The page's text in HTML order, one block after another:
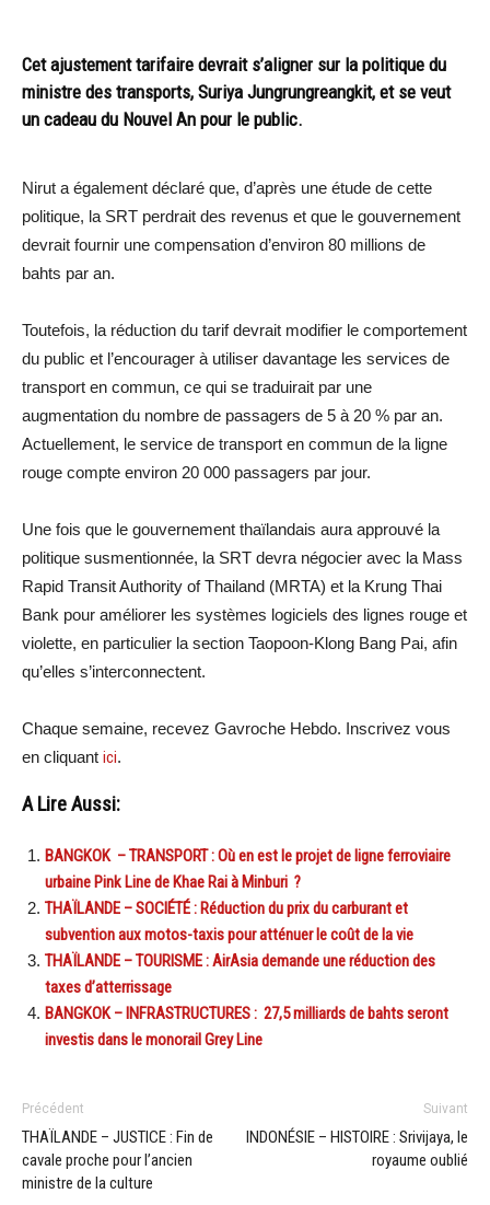
Cet ajustement tarifaire devrait s’aligner sur la politique du
ministre des transports, Suriya Jungrungreangkit, et se veut
un cadeau du Nouvel An pour le public.
Nirut a également déclaré que, d’après une étude de cette
politique, la SRT perdrait des revenus et que le gouvernement
devrait fournir une compensation d’environ 80 millions de
bahts par an.
Toutefois, la réduction du tarif devrait modifier le comportement
du public et l’encourager à utiliser davantage les services de
transport en commun, ce qui se traduirait par une
augmentation du nombre de passagers de 5 à 20 % par an.
Actuellement, le service de transport en commun de la ligne
rouge compte environ 20 000 passagers par jour.
Une fois que le gouvernement thaïlandais aura approuvé la
politique susmentionnée, la SRT devra négocier avec la Mass
Rapid Transit Authority of Thailand (MRTA) et la Krung Thai
Bank pour améliorer les systèmes logiciels des lignes rouge et
violette, en particulier la section Taopoon-Klong Bang Pai, afin
qu’elles s’interconnectent.
Chaque semaine, recevez Gavroche Hebdo. Inscrivez vous
en cliquant ici.
A Lire Aussi:
BANGKOK – TRANSPORT : Où en est le projet de ligne ferroviaire
urbaine Pink Line de Khae Rai à Minburi ?
THAÏLANDE – SOCIÉTÉ : Réduction du prix du carburant et
subvention aux motos-taxis pour atténuer le coût de la vie
THAÏLANDE – TOURISME : AirAsia demande une réduction des
taxes d’atterrissage
BANGKOK – INFRASTRUCTURES : 27,5 milliards de bahts seront
investis dans le monorail Grey Line
Précédent
THAÏLANDE – JUSTICE : Fin de
cavale proche pour l’ancien
ministre de la culture
Suivant
INDONÉSIE – HISTOIRE : Srivijaya, le
royaume oublié